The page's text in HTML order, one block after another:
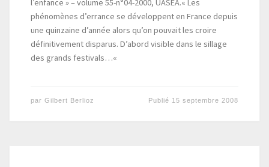
l’enfance » – volume 55-n°04-2000, UASEA.« Les
phénomènes d’errance se développent en France depuis
une quinzaine d’année alors qu’on pouvait les croire
définitivement disparus. D’abord visible dans le sillage
des grands festivals…«
par Gilbert Berlioz Publié 15 septembre 2008